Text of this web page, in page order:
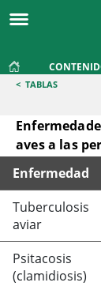
< TABLAS
aves a las
Enfermedades
Enfermedad
Tuberculosis
aviar
Psitacosis
(clamidiosis)